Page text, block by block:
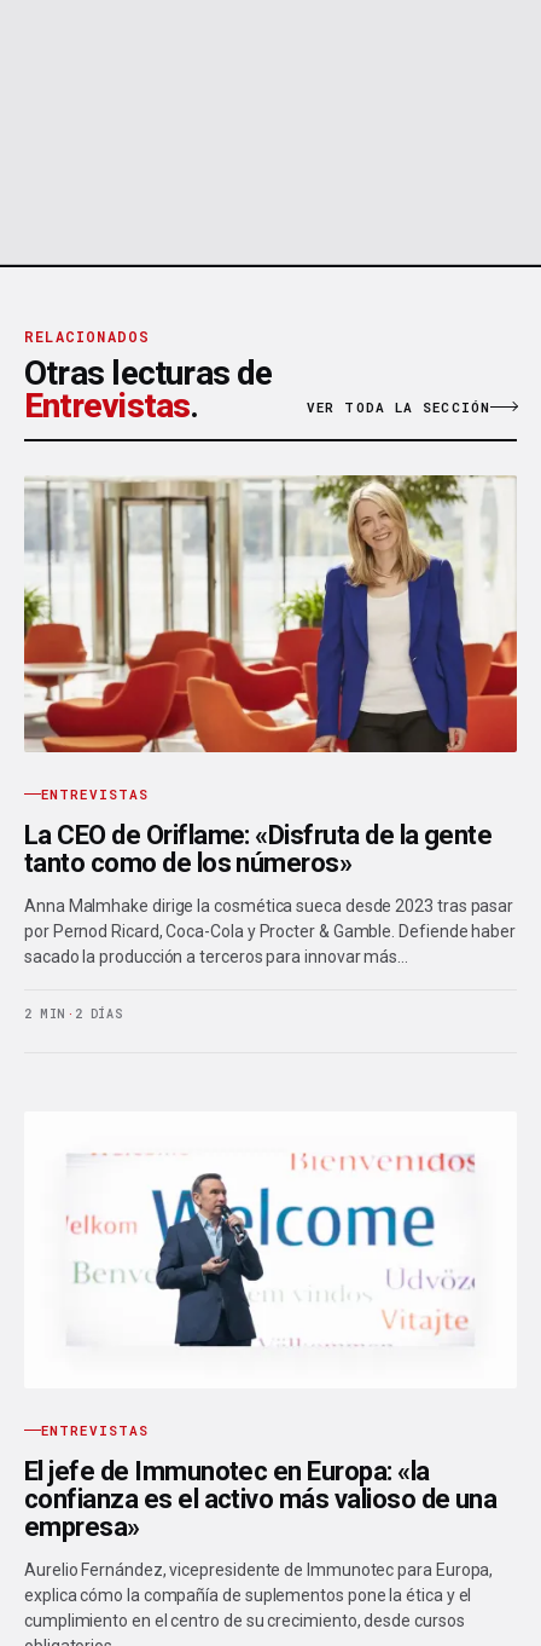
RELACIONADOS
Otras lecturas de
Entrevistas. VER TODA LA SECCIÓN
ENTREVISTAS
La CEO de Oriflame: «Disfruta de la gente
tanto como de los números»
Anna Malmhake dirige la cosmética sueca desde 2023 tras pasar
por Pernod Ricard, Coca-Cola y Procter & Gamble. Defiende haber
sacado la producción a terceros para innovar más…
2 MIN · 2 DÍAS
ENTREVISTAS
El jefe de Immunotec en Europa: «la
confianza es el activo más valioso de una
empresa»
Aurelio Fernández, vicepresidente de Immunotec para Europa,
explica cómo la compañía de suplementos pone la ética y el
cumplimiento en el centro de su crecimiento, desde cursos